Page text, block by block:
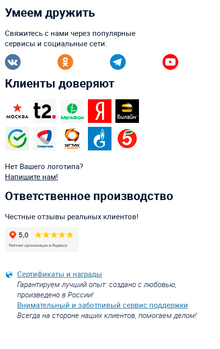
Умеем дружить
Свяжитесь с нами через популярные
сервисы и социальные сети:
Клиенты доверяют
Нет Вашего логотипа?
Напишите нам!
Ответственное производство
Честные отзывы реальных клиентов!
Сертификаты и награды
Гарантируем лучший опыт: создано с любовью,
произведено в России!
Внимательный и заботливый сервис поддержки
Всегда на стороне наших клиентов, помогаем делом!